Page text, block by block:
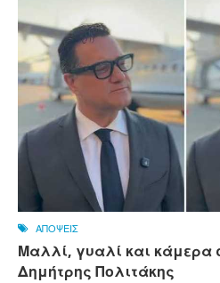
ΑΠΟΨΕΙΣ
Μαλλί, γυαλί και κάμερα
Δημήτρης Πολιτάκης